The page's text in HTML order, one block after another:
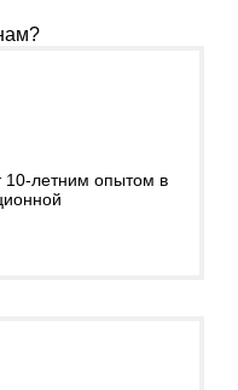
летним опытом в